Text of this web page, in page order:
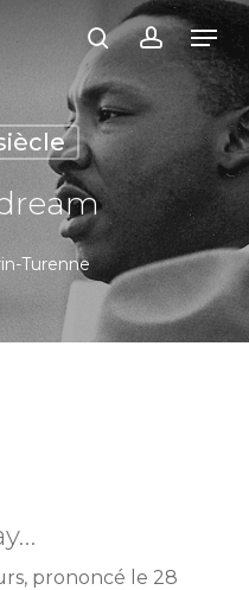
searchaccount
Turenne
prononcé le 28
Close
Menu